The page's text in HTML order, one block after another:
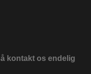
kontakt os endelig